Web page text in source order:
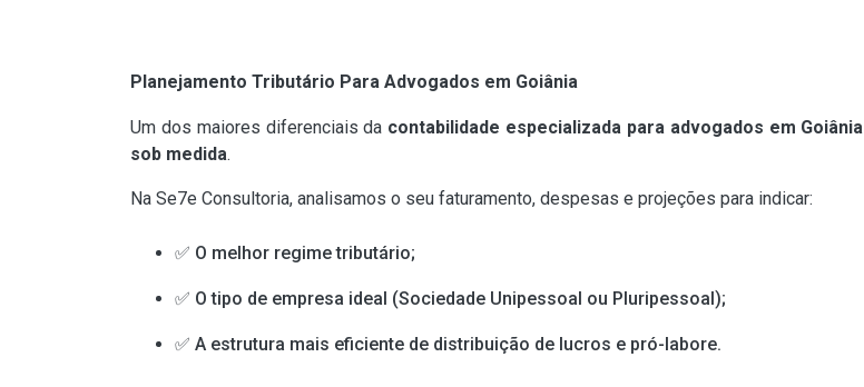
Planejamento Tributário Para Advogados em Goiânia
Um dos maiores diferenciais da contabilidade especializada para advogados em Goiânia
sob medida.
Na Se7e Consultoria, analisamos o seu faturamento, despesas e projeções para indicar:
✅ O melhor regime tributário;
✅ O tipo de empresa ideal (Sociedade Unipessoal ou Pluripessoal);
✅ A estrutura mais eficiente de distribuição de lucros e pró-labore.